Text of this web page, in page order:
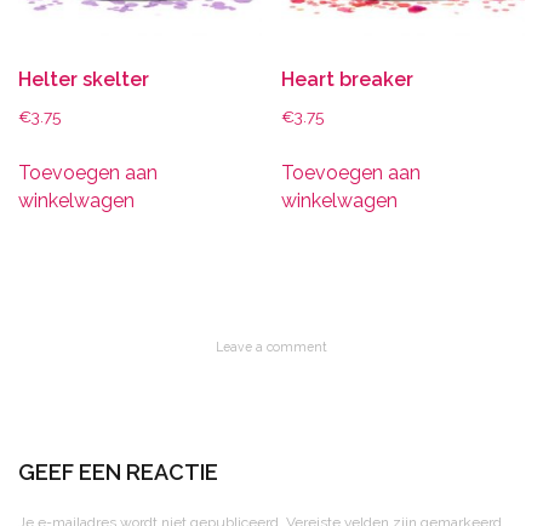
Helter skelter
€3.75
Toevoegen aan
winkelwagen
Heart breaker
€3.75
Toevoegen aan
winkelwagen
Leave a comment
GEEF EEN REACTIE
Je e-mailadres wordt niet gepubliceerd. Vereiste velden zijn gemarkeerd